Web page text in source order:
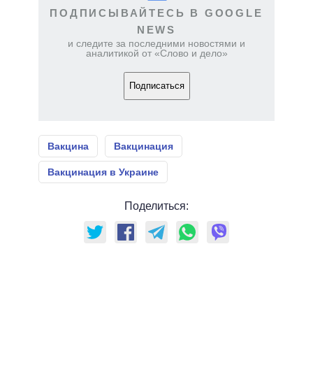
ПОДПИСЫВАЙТЕСЬ В GOOGLE
NEWS
и следите за последними новостями и
аналитикой от «Слово и дело»
Подписаться
Вакцина Вакцинация
Вакцинация в Украине
Поделиться: